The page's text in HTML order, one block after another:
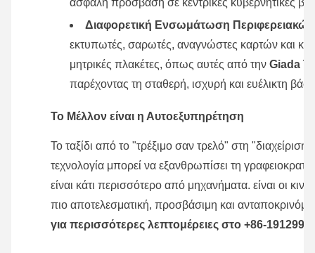
ασφαλή πρόσβαση σε κεντρικές κυβερνητικές
Διαφορετική Ενσωμάτωση
εκτυπωτές, σαρωτές, αναγνώστες καρτών και
μητρικές πλακέτες, όπως αυτές από τηνGiada
παρέχοντας τη σταθερή, ισχυρή και ευέλικτη
Το Μέλλον είναι η Αυτοεξυπηρέτηση
Το ταξίδι από το "τρέξιμο σαν τρελό" στη
τεχνολογία μπορεί να εξανθρωπίσει τη
είναι κάτι περισσότερο από μηχανήματα. είναι οι
πιο αποτελεσματική, προσβάσιμη και
για περισσότερες λεπτομέρειες στο +86-